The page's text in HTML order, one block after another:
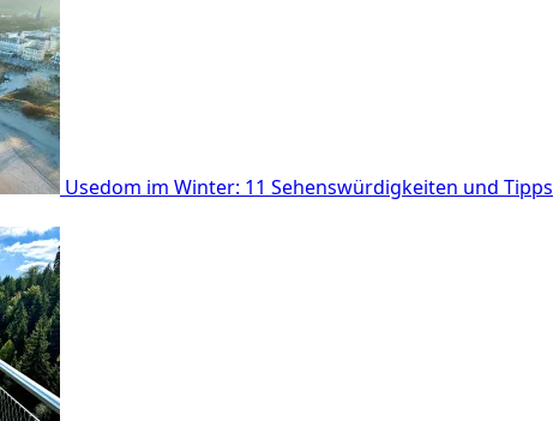
Usedom im Winter: 11 Sehenswürdigkeiten und Tipps